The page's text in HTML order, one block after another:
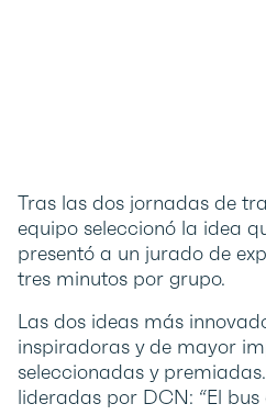
Tras las dos jornadas de
equipo seleccionó la idea
presentó a un jurado de
tres minutos por grupo.
Las dos ideas más
inspiradoras y de mayor
seleccionadas y
lideradas por DCN: “El